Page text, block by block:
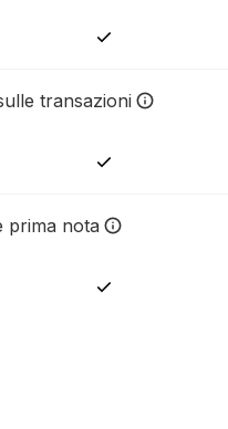
transazioni
di inserire un
prima nota
la riconciliazione già